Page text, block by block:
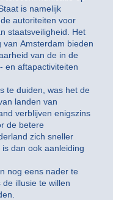
is namelijk
autoriteiten voor
staatsveiligheid. Het
van Amsterdam bieden
van de in de
en aftapactiviteiten
te duiden, was het de
landen van
verblijven enigszins
de betere
zich sneller
dan ook aanleiding
nog eens nader te
illusie te willen